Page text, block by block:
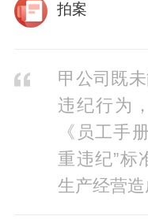
拍案
甲公司既
违纪行为
《员工手
重违纪”标
生产经营造